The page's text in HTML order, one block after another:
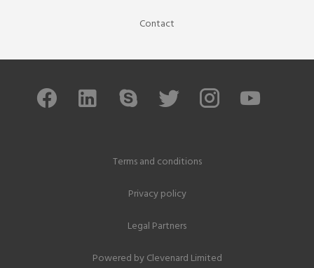
Contact
Terms and conditions
Privacy policy
Legal Partners
Powered byClevenard Limited